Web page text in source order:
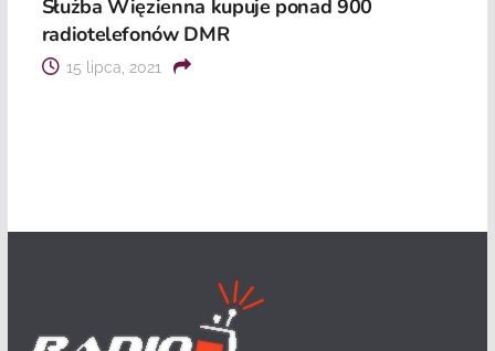
Służba Więzienna kupuje ponad 900
radiotelefonów DMR
15 lipca, 2021